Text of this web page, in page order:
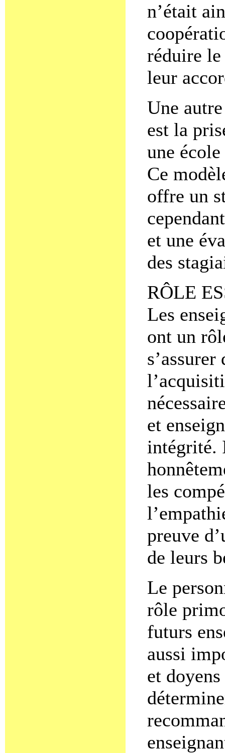
n’était
réduire
leur
Une
est la
une
Ce
offre un
et une
des
RÔLE
Les
ont un
et
intégrité.
les
preuve
de leurs
Le
rôle
futurs
aussi
et